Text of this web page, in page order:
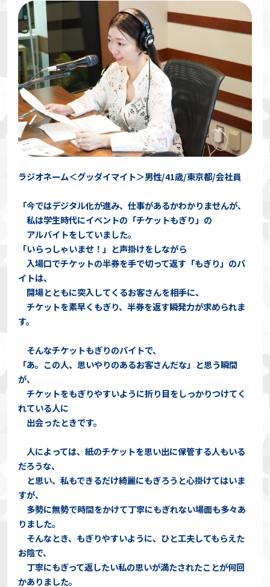
ラジオネーム＜グッダイマイト＞男性/41歳/東京都/会社員
「今ではデジタル化が進み、仕事があるかわかりませんが、
私は学生時代にイベントの「チケットもぎり」の
アルバイトをしていました。
「いらっしゃいませ！」と声掛けをしながら
入場口でチケットの半券を手で切って返す「もぎり」のバ
イトは、
開場とともに突入してくるお客さんを相手に、
チケットを素早くもぎり、半券を返す瞬発力が求められま
す。
そんなチケットもぎりのバイトで、
「あ。この人、思いやりのあるお客さんだな」と思う瞬間
が、
チケットをもぎりやすいように折り目をしっかりつけてく
れている人に
出会ったときです。
人によっては、紙のチケットを思い出に保管する人もいる
だろうな、
と思い、私もできるだけ綺麗にもぎろうと心掛けてはいま
すが、
多勢に無勢で時間をかけて丁寧にもぎれない場面も多々あ
りました。
そんなとき、もぎりやすいように、ひと工夫してもらえた
お陰で、
丁寧にもぎって返したい私の思いが満たされたことが何回
かありました。